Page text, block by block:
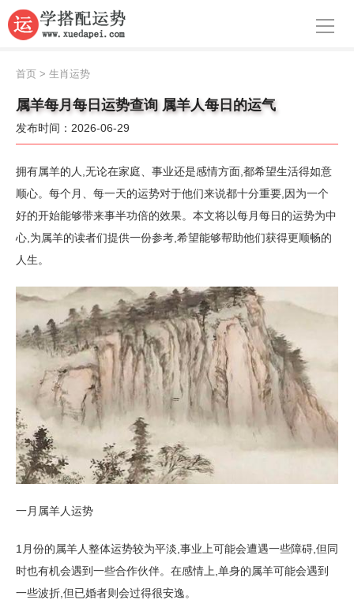
导航
周公解梦
生肖运势
八字算命
风水
星座
首页 > 生肖运势
属羊每月每日运势查询 属羊人每日的运气
发布时间：2026-06-29
拥有属羊的人,无论在家庭、事业还是感情方面,都希望生活得如意
顺心。每个月、每一天的运势对于他们来说都十分重要,因为一个
好的开始能够带来事半功倍的效果。本文将以每月每日的运势为中
心,为属羊的读者们提供一份参考,希望能够帮助他们获得更顺畅的
人生。
一月属羊人运势
1月份的属羊人整体运势较为平淡,事业上可能会遭遇一些障碍,但同
时也有机会遇到一些合作伙伴。在感情上,单身的属羊可能会遇到
一些波折,但已婚者则会过得很安逸。